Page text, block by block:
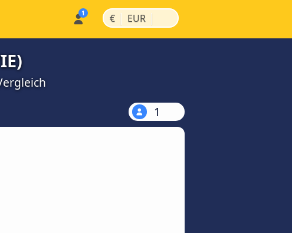
€ | EUR |
1